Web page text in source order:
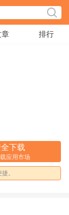
章 排行
下载
应用市场
。